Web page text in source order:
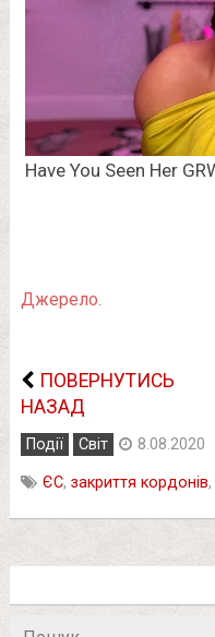
Джерело.
ПОВЕРНУТИСЬ
НАЗАД
Події Світ 8.08.2020
ЄС, закриття кордонів,
Пошук